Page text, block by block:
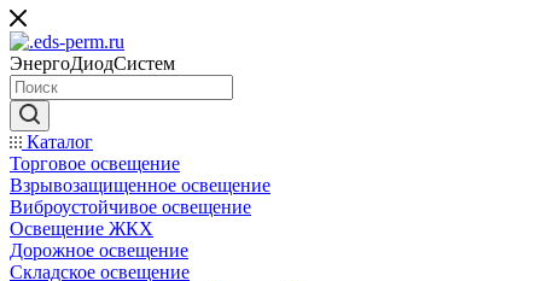
ЭнергоДиодСистем
Каталог
Торговое освещение
Взрывозащищенное освещение
Виброустойчивое освещение
Освещение ЖКХ
Дорожное освещение
Складское освещение